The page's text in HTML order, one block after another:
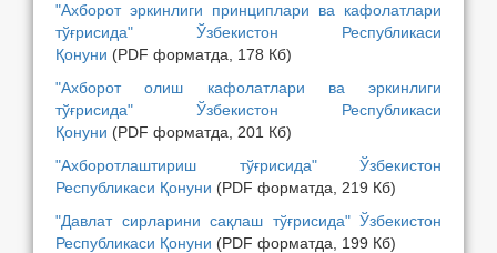
"Ахборот эркинлиги принциплари ва кафолатлари
тўғрисида" Ўзбекистон Республикаси
Қонуни (PDF форматда, 178 Кб)
"Ахборот олиш кафолатлари ва эркинлиги
тўғрисида" Ўзбекистон Республикаси
Қонуни (PDF форматда, 201 Кб)
"Ахборотлаштириш тўғрисида" Ўзбекистон
Республикаси Қонуни (PDF форматда, 219 Кб)
"Давлат сирларини сақлаш тўғрисида" Ўзбекистон
Республикаси Қонуни (PDF форматда, 199 Кб)